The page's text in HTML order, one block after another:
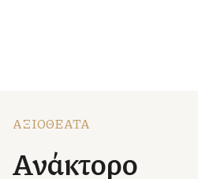
ΑΞΙΟΘΕΑΤΑ
Ανάκτορο